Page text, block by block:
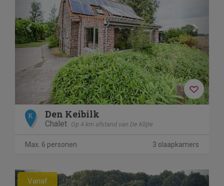
K Den Keibilk
Chalet Op 4 km afstand van De Klijte
Max. 6 personen 3 slaapkamers
Previous Next
Vanaf